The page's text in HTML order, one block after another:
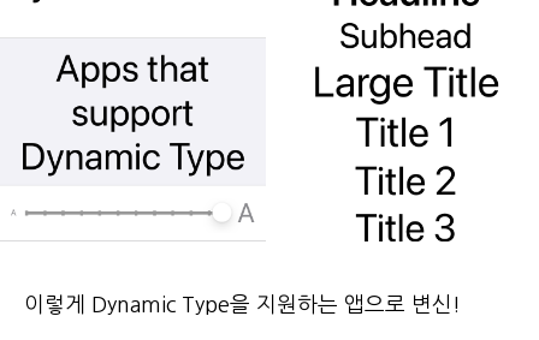
이렇게 Dynamic Type을 지원하는 앱으로 변신!